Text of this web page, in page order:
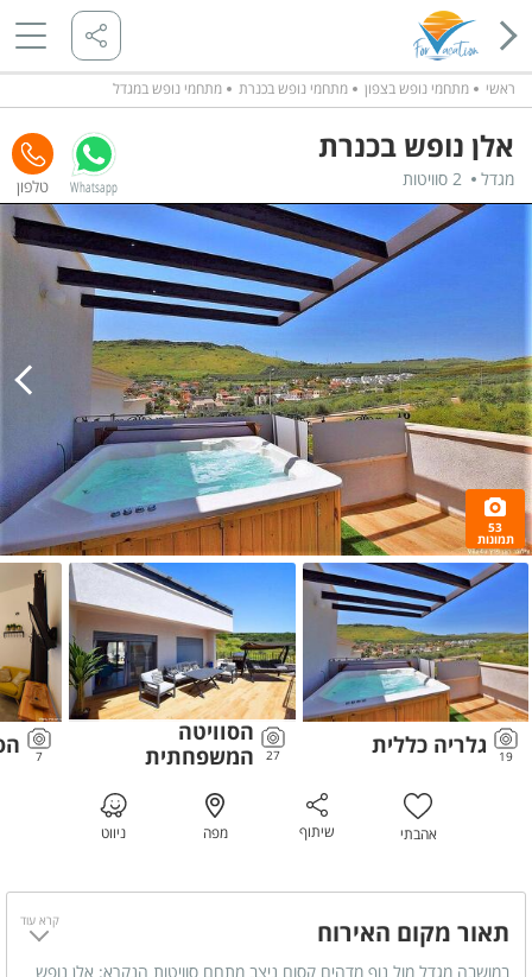
ראשי מתחמי נופש בצפון מתחמי נופש בכנרת מתחמי נופש במגדל
אלן נופש בכנרת
מגדל 2 סוויטות Whatsapp
53
תמונות
19 גלריה כללית 27
הסוויטה
המשפחתית
7
אהבתי שיתוף מפה ניווט
תאור מקום האירוח
במושבה מגדל מול נוף מדהים קסום ניצב מתחם סוויטות הנקרא: אלן נופש
קרא עוד